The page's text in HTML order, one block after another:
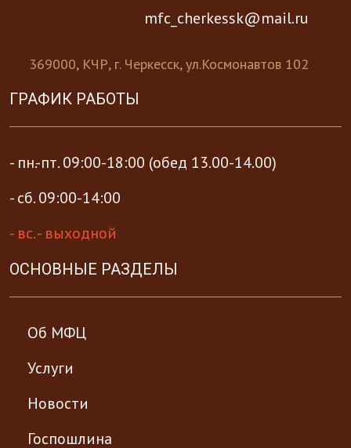
mfc_cherkessk@mail.ru
369000, КЧР, г. Черкесск, ул.Космонавтов 102
ГРАФИК РАБОТЫ
- пн.-пт. 09:00-18:00 (обед 13.00-14.00)
- сб. 09:00-14:00
- вс. - выходной
ОСНОВНЫЕ РАЗДЕЛЫ
Об МФЦ
Услуги
Новости
Госпошлина